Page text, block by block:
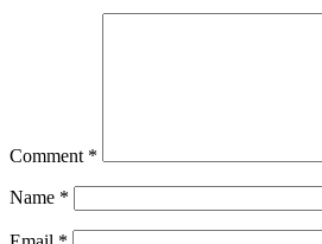
Comment *
Name *